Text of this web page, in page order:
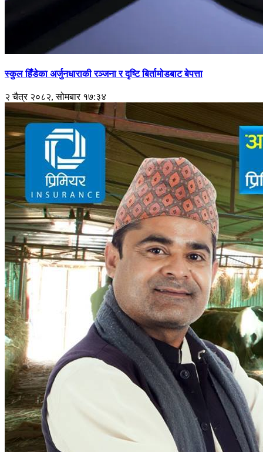
स्कुल हिँडेका अर्जुनधाराकी रञ्जना र दृष्टि बिर्तामोडबाट बेपत्ता
२ चैत्र २०८२, सोमबार १७:३४